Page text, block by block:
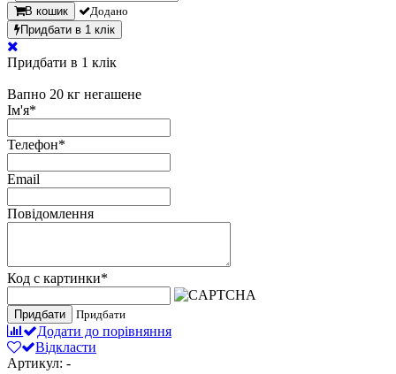
В кошик
Додано
Придбати в 1 клік
Придбати в 1 клік
Вапно 20 кг негашене
Ім'я*
Телефон*
Email
Повідомлення
Код с картинки*
Придбати Придбати
Додати до порівняння
Відкласти
Артикул: -